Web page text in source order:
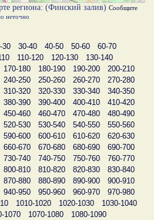
региона: (Финский залив) Сообщите
неточно
30 30-40 40-50 50-60
60-70
110-120 120-130
130-140
170-180 180-190 190-200
200-210
240-250 250-260 260-270
270-280
310-320 320-330 330-340
340-350
380-390 390-400 400-410
410-420
450-460 460-470 470-480
480-490
520-530 530-540 540-550
550-560
590-600 600-610 610-620
620-630
660-670 670-680 680-690
690-700
730-740 740-750 750-760
760-770
800-810 810-820 820-830
830-840
870-880 880-890 890-900
900-910
940-950 950-960 960-970
970-980
1010-1020 1020-1030
1030-1040
1070 1070-1080
1080-1090